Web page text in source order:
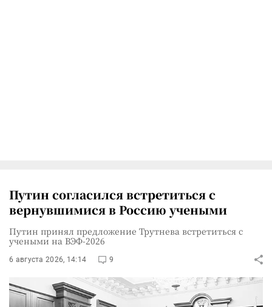
Путин согласился встретиться с
вернувшимися в Россию учеными
Путин принял предложение Трутнева встретиться с
учеными на ВЭФ-2026
6 августа 2026, 14:14 9